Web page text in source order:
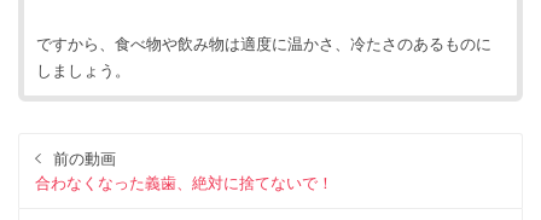
ですから、食べ物や飲み物は適度に温かさ、冷たさのあるものに
しましょう。
前の動画
合わなくなった義歯、絶対に捨てないで！